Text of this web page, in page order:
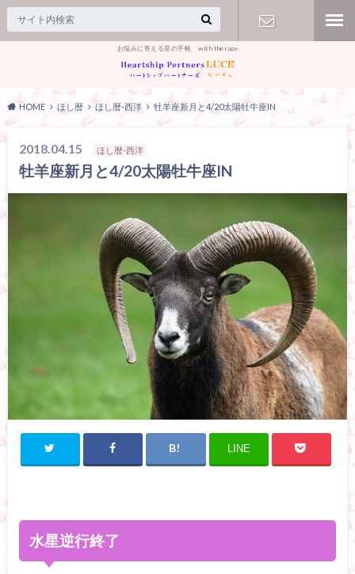
お悩みに答える星の手帳 with therapy
せ】
HOME ほし暦 ほし暦-西洋 牡羊座新月と4/20太陽牡牛座IN
2018.04.15 ほし暦-西洋
牡羊座新月と4/20太陽牡牛座IN
LINE
水星逆行終了